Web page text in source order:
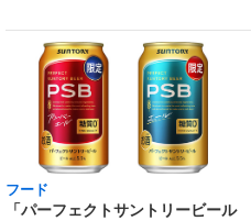
フード
「パーフェクトサントリービール